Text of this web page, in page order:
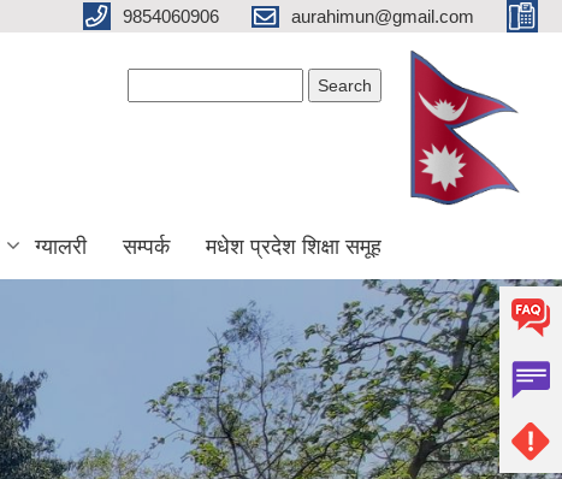
9854060906 aurahimun@gmail.com
ग्यालरी सम्पर्क मधेश प्रदेश शिक्षा समूह